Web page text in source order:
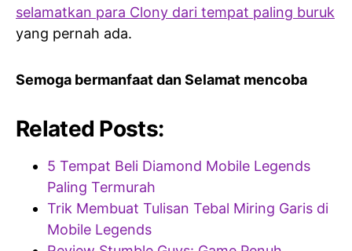
selamatkan para Clony dari tempat paling buruk
yang pernah ada.
Semoga bermanfaat dan Selamat mencoba
Related Posts:
5 Tempat Beli Diamond Mobile Legends
Paling Termurah
Trik Membuat Tulisan Tebal Miring Garis di
Mobile Legends